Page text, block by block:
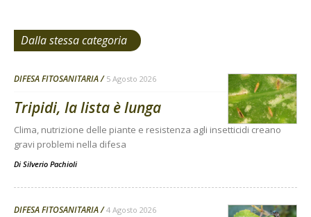
Dalla stessa categoria
DIFESA FITOSANITARIA 5 Agosto 2026
Tripidi, la lista è lunga
Clima, nutrizione delle piante e resistenza agli insetticidi creano
gravi problemi nella difesa
Di Silverio Pachioli
DIFESA FITOSANITARIA 4 Agosto 2026